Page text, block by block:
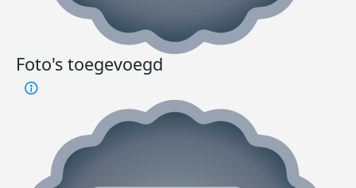
Foto's toegevoegd